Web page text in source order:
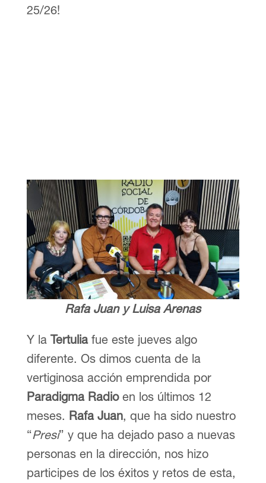
25/26!
Rafa Juan y Luisa Arenas
Y la Tertuliafue este jueves algo
diferente. Os dimos cuenta de la
vertiginosa acción emprendida por
Paradigma Radioen los últimos 12
meses. Rafa Juan, que ha sido nuestro
“Presi” y que ha dejado paso a nuevas
personas en la dirección, nos hizo
participes de los éxitos y retos de esta,